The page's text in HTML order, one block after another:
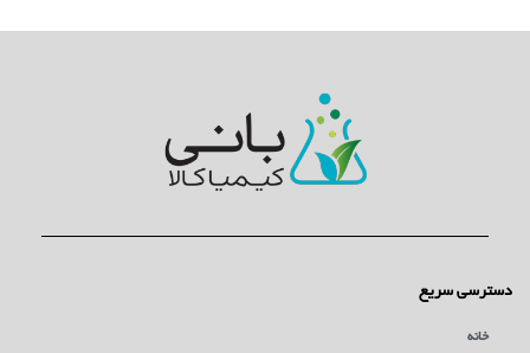
دسترسی سریع
خانه